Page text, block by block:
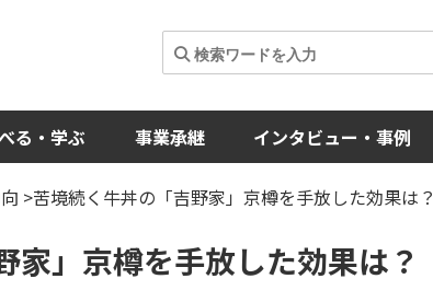
る・学ぶ 事業承継 インタビュー・事例
>苦境続く牛丼の「吉野家」京樽を手放した効果は？
家」京樽を手放した効果は？